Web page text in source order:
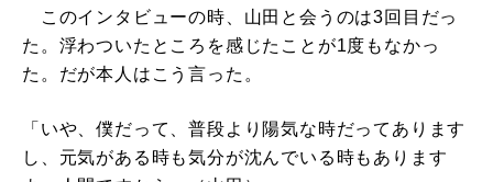
このインタビューの時、山田と会うのは3回目だっ
た。浮わついたところを感じたことが1度もなかっ
た。だが本人はこう言った。
「いや、僕だって、普段より陽気な時だってあります
し、元気がある時も気分が沈んでいる時もあります